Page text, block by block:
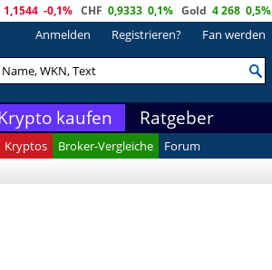
1,1544 -0,1% CHF 0,9333 0,1% Gold 4 268 0,5%
Anmelden Registrieren? Fan werden
kaufen Ratgeber
Kryptos Broker-Vergleiche
Forum